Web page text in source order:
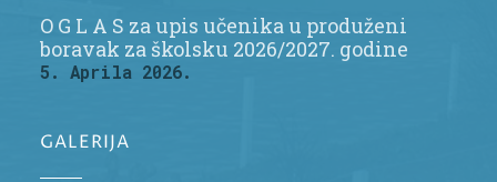
O G L A S za upis učenika u produženi
boravak za školsku 2026/2027. godine
5. Aprila 2026.
GALERIJA